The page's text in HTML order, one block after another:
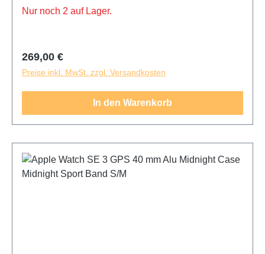
Nur noch 2 auf Lager.
Regulärer Preis:
269,00 €
Preise inkl. MwSt. zzgl. Versandkosten
In den Warenkorb